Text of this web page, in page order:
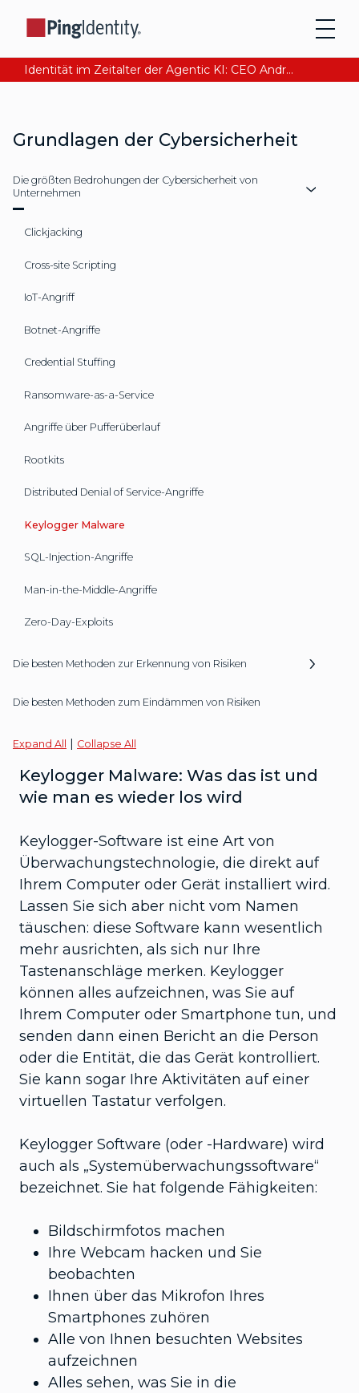
Identität im Zeitalter der Agentic KI: CEO Andre Durand über den Aufbau von digitalem Vertrauen
Grundlagen der Cybersicherheit
Die größten Bedrohungen der Cybersicherheit von
Unternehmen
Clickjacking
Cross-site Scripting
IoT-Angriff
Botnet-Angriffe
Credential Stuffing
Ransomware-as-a-Service
Angriffe über Pufferüberlauf
Rootkits
Distributed Denial of Service-Angriffe
Keylogger Malware
SQL-Injection-Angriffe
Man-in-the-Middle-Angriffe
Zero-Day-Exploits
Die besten Methoden zur Erkennung von Risiken
Die besten Methoden zum Eindämmen von Risiken
Expand All Collapse All
Keylogger Malware: Was das ist und
wie man es wieder los wird
Keylogger-Software ist eine Art von
Überwachungstechnologie, die direkt auf
Ihrem Computer oder Gerät installiert wird.
Lassen Sie sich aber nicht vom Namen
täuschen: diese Software kann wesentlich
mehr ausrichten, als sich nur Ihre
Tastenanschläge merken. Keylogger
können alles aufzeichnen, was Sie auf
Ihrem Computer oder Smartphone tun, und
senden dann einen Bericht an die Person
oder die Entität, die das Gerät kontrolliert.
Sie kann sogar Ihre Aktivitäten auf einer
virtuellen Tastatur verfolgen.
Keylogger Software (oder -Hardware) wird
auch als „Systemüberwachungssoftware“
bezeichnet. Sie hat folgende Fähigkeiten:
Bildschirmfotos machen
Ihre Webcam hacken und Sie
beobachten
Ihnen über das Mikrofon Ihres
Smartphones zuhören
Alle von Ihnen besuchten Websites
aufzeichnen
Alles sehen, was Sie in die